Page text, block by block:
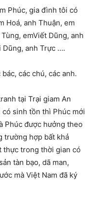
Phúc, gia đình tôi có
Hoá, anh Thuận, em
emViết Dũng, anh
Dũng, anh Trực ….
các chú, các anh.
tại Trại giam An
sinh tồn thì Phúc mới
Phúc được hưởng theo
trường hợp bất khả
thực trong thời gian có
tàn bạo, dã man,
mà Việt Nam đã ký